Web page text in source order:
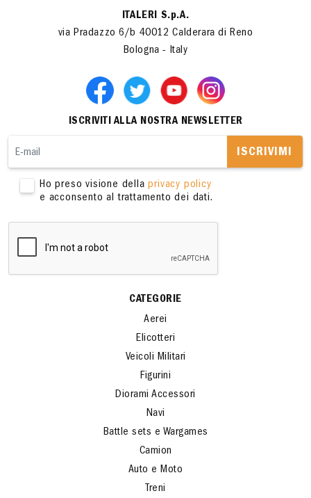
ITALERI S.p.A.
via Pradazzo 6/b 40012 Calderara di Reno
Bologna - Italy
ISCRIVITI ALLA NOSTRA NEWSLETTER
ISCRIVIMI
Ho preso visione dellaprivacy policy
e acconsento al trattamento dei dati.
CATEGORIE
Aerei
Elicotteri
Veicoli Militari
Figurini
Diorami Accessori
Navi
Battle sets e Wargames
Camion
Auto e Moto
Treni